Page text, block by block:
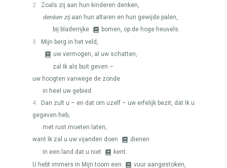
2
Zoals zij aan hun kinderen denken,
denken zijaan hun altaren en hun gewijde palen,
bij bladerrijke
bomen, op de hoge heuvels.
3
Mijn berg in het veld,
uw vermogen, al uw schatten,
zal Ik als buit geven –
uw hoogten vanwege de zonde
in heel uw gebied.
4
Dan zult u – en dat om uzelf – uw erfelijk bezit, dat Ik u
gegeven heb,
met rust moeten laten,
want Ik zal u uw vijanden doen
dienen
in een land dat u niet
kent.
U hebt immers in Mijn toorn een
vuur aangestoken,